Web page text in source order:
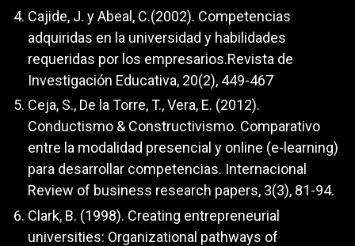
Cajide, J. y Abeal, C.(2002). Competencias
adquiridas en la universidad y habilidades
requeridas por los empresarios.Revista de
Investigación Educativa, 20(2), 449-467
Ceja, S., De la Torre, T., Vera, E. (2012).
Conductismo & Constructivismo. Comparativo
entre la modalidad presencial y online (e-learning)
para desarrollar competencias. Internacional
Review of business research papers, 3(3), 81-94.
Clark, B. (1998). Creating entrepreneurial
universities: Organizational pathways of